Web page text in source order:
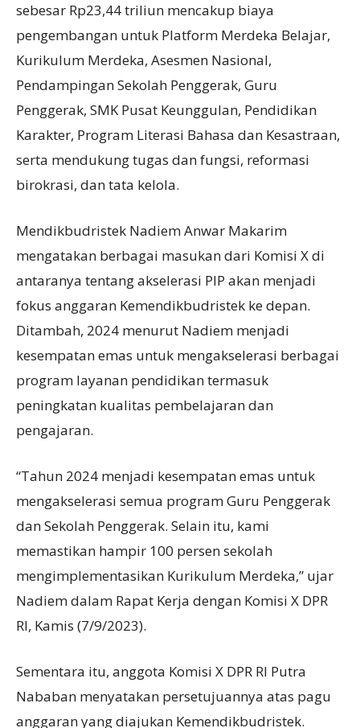
sebesar Rp23,44 triliun mencakup biaya
pengembangan untuk Platform Merdeka Belajar,
Kurikulum Merdeka, Asesmen Nasional,
Pendampingan Sekolah Penggerak, Guru
Penggerak, SMK Pusat Keunggulan, Pendidikan
Karakter, Program Literasi Bahasa dan Kesastraan,
serta mendukung tugas dan fungsi, reformasi
birokrasi, dan tata kelola.
Mendikbudristek Nadiem Anwar Makarim
mengatakan berbagai masukan dari Komisi X di
antaranya tentang akselerasi PIP akan menjadi
fokus anggaran Kemendikbudristek ke depan.
Ditambah, 2024 menurut Nadiem menjadi
kesempatan emas untuk mengakselerasi berbagai
program layanan pendidikan termasuk
peningkatan kualitas pembelajaran dan
pengajaran.
“Tahun 2024 menjadi kesempatan emas untuk
mengakselerasi semua program Guru Penggerak
dan Sekolah Penggerak. Selain itu, kami
memastikan hampir 100 persen sekolah
mengimplementasikan Kurikulum Merdeka,” ujar
Nadiem dalam Rapat Kerja dengan Komisi X DPR
RI, Kamis (7/9/2023).
Sementara itu, anggota Komisi X DPR RI Putra
Nababan menyatakan persetujuannya atas pagu
anggaran yang diajukan Kemendikbudristek.